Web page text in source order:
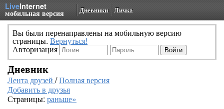
LiveInternet
мобильная версия Дневники Личка
Вы были перенаправлены на мобильную версию
страницы. Вернуться!
Авторизация
Дневник
Лента друзей /Полная версия
Добавить в друзья
Страницы: раньше»